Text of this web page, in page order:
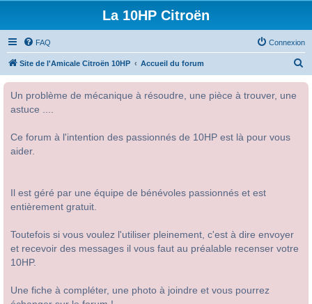
La 10HP Citroën
FAQ Connexion
Site de l'Amicale Citroën 10HP Accueil du forum
Un problème de mécanique à résoudre, une pièce à trouver, une
astuce ....
Ce forum à l'intention des passionnés de 10HP est là pour vous
aider.
Il est géré par une équipe de bénévoles passionnés et est
entièrement gratuit.
Toutefois si vous voulez l'utiliser pleinement, c'est à dire envoyer
et recevoir des messages il vous faut au préalable recenser votre
10HP.
Une fiche à compléter, une photo à joindre et vous pourrez